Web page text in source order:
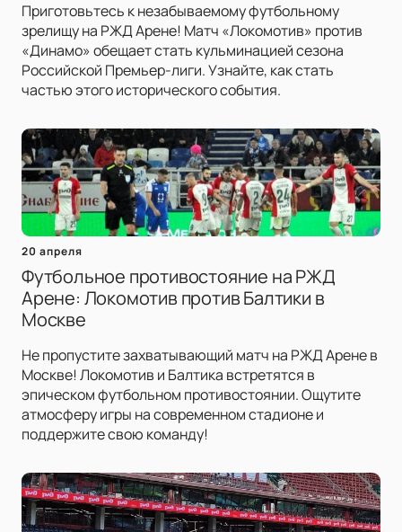
Приготовьтесь к незабываемому футбольному
зрелищу на РЖД Арене! Матч «Локомотив» против
«Динамо» обещает стать кульминацией сезона
Российской Премьер-лиги. Узнайте, как стать
частью этого исторического события.
20 апреля
Футбольное противостояние на РЖД
Арене: Локомотив против Балтики в
Москве
Не пропустите захватывающий матч на РЖД Арене в
Москве! Локомотив и Балтика встретятся в
эпическом футбольном противостоянии. Ощутите
атмосферу игры на современном стадионе и
поддержите свою команду!